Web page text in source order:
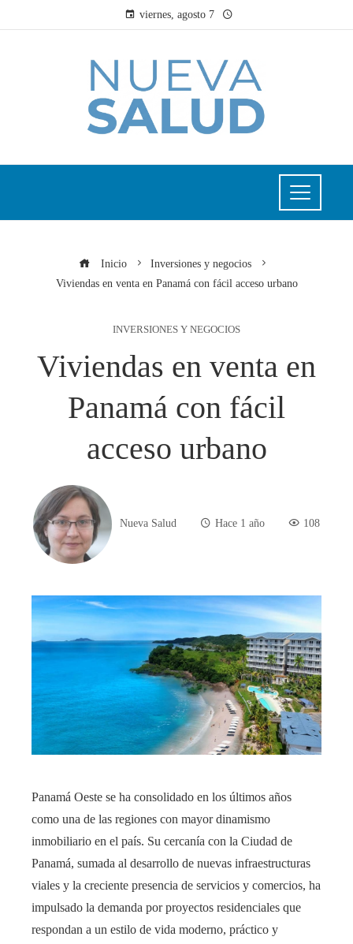
viernes, agosto 7
Inicio
Inversiones y negocios
Viviendas en venta en Panamá con fácil acceso urbano
INVERSIONES Y NEGOCIOS
Viviendas en venta en
Panamá con fácil
acceso urbano
Nueva Salud Hace 1 año 108
Panamá Oeste se ha consolidado en los últimos años
como una de las regiones con mayor dinamismo
inmobiliario en el país. Su cercanía con la Ciudad de
Panamá, sumada al desarrollo de nuevas infraestructuras
viales y la creciente presencia de servicios y comercios, ha
impulsado la demanda por proyectos residenciales que
respondan a un estilo de vida moderno, práctico y